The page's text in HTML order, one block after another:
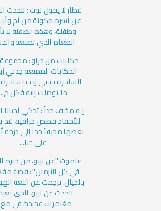
قطار لا يقول توت : تتحدث
عن أسره مكونة من أم
وطفلة، وهذه الطفلة لا
الطعام الذي تصنعه
حكايات من دراو :
الحكايات الممتعة جدتي
الساحرة جدتي زبيدة
ما توصلت إليه فكل م...
إنه مخيف جداً : تحكي أحيانا
للأحفاد قصص خرافية، قد
بعضها مخيفاً جدا إلى درجة
على حيا...
ماموث "عن تييو، من خيرة
في كل الأزمان" : قصة
بالخيال، ترجمت عن اللغة
تتحدث عن تييو، الذي
مغامرات عديدة في مع